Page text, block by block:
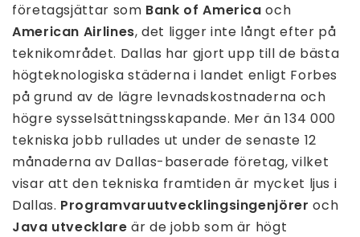
företagsjättar som Bank of Americaoch
American Airlines, det ligger inte långt efter på
teknikområdet. Dallas har gjort upp till de bästa
högteknologiska städerna i landet enligt Forbes
på grund av de lägre levnadskostnaderna och
högre sysselsättningsskapande. Mer än 134 000
tekniska jobb rullades ut under de senaste 12
månaderna av Dallas-baserade företag, vilket
visar att den tekniska framtiden är mycket ljus i
Dallas. Programvaruutvecklingsingenjöreroch
Java utvecklareär de jobb som är högt